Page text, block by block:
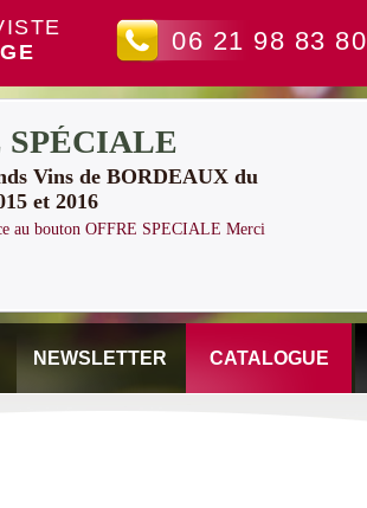
06 21 98 83 80
SPÉCIALE
Vins de BORDEAUX du
et 2016
au bouton OFFRE SPECIALE Merci
NEWSLETTER CATALOGUE